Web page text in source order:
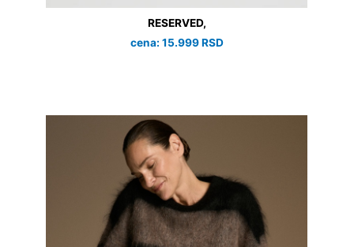
RESERVED,
cena: 15.999 RSD